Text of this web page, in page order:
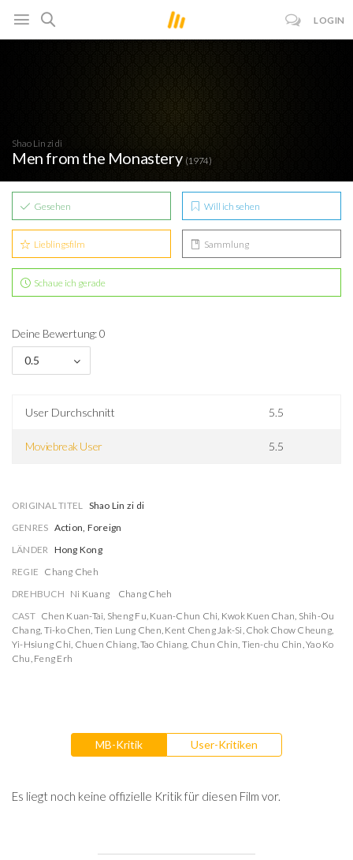
LOGIN
Shao Lin zi di
Men from the Monastery (1974)
Gesehen Will ich sehen
Lieblingsfilm Sammlung
Schaue ich gerade
Deine Bewertung: 0
0.5
User Durchschnitt 5.5
Moviebreak User 5.5
ORIGINAL TITEL Shao Lin zi di
GENRES Action, Foreign
LÄNDER Hong Kong
REGIE Chang Cheh
DREHBUCH Ni Kuang
Chang Cheh
CAST Chen Kuan-Tai, Sheng Fu, Kuan-Chun Chi, Kwok Kuen Chan, Shih-Ou
Chang, Ti-ko Chen, Tien Lung Chen, Kent Cheng Jak-Si, Chok Chow Cheung,
Yi-Hsiung Chi, Chuen Chiang,Tao Chiang, Chun Chin, Tien-chu Chin,Yao Ko
Chu, Feng Erh
MB-Kritik User-Kritiken
Es liegt noch keine offizielle Kritik für diesen Film vor.